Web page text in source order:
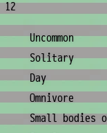
12
Uncommon
Solitary
Day
Omnivore
Small bodies